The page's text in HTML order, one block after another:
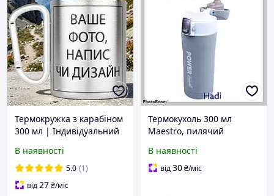
Термокружка з карабіном
300 мл | Індивідуальний
Синій / зелений /
червоний / сріблястий
карабін
В наявності
5.0 (1)
від27₴/міс
Термокухоль 300 мл
Maestro, пилячий
В наявності
від30₴/міс